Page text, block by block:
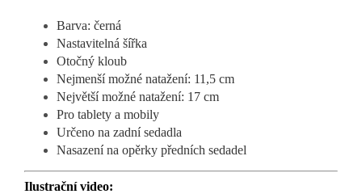
Barva: černá
Nastavitelná šířka
Otočný kloub
Nejmenší možné natažení: 11,5 cm
Největší možné natažení: 17 cm
Pro tablety a mobily
Určeno na zadní sedadla
Nasazení na opěrky předních sedadel
Ilustrační video: